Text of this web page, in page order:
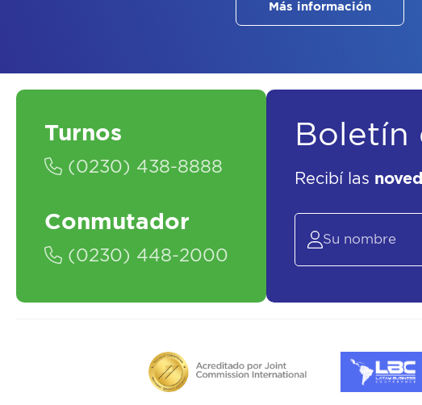
Más información
Turnos
(0230) 438-8888
Conmutador
(0230) 448-2000
Boletín
Recibí las